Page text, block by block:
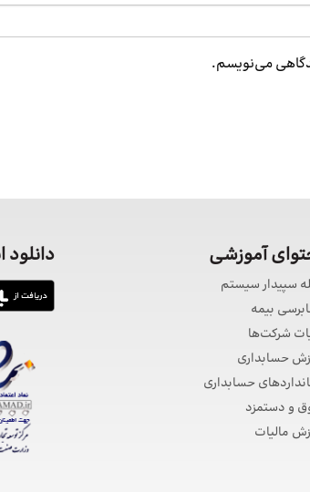
می‌نویسم.
آموزشی
سپیدار سیستم
بیمه
شرکت‌ها
حسابداری
حسابداری
و دستمزد
مالیات
دانلود